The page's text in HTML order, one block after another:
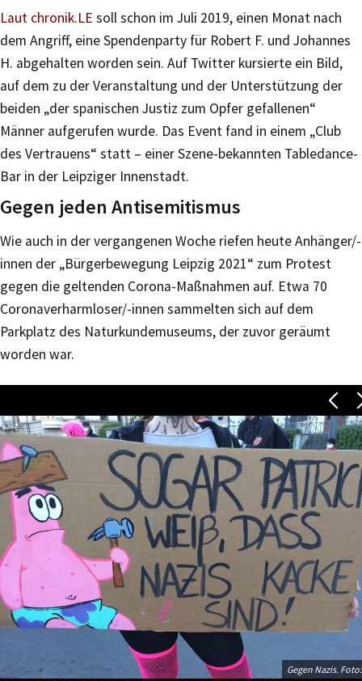
Laut chronik.LE soll schon im Juli 2019, einen Monat nach
dem Angriff, eine Spendenparty für Robert F. und Johannes
H. abgehalten worden sein. Auf Twitter kursierte ein Bild,
auf dem zu der Veranstaltung und der Unterstützung der
beiden „der spanischen Justiz zum Opfer gefallenen“
Männer aufgerufen wurde. Das Event fand in einem „Club
des Vertrauens“ statt – einer Szene-bekannten Tabledance-
Bar in der Leipziger Innenstadt.
Gegen jeden Antisemitismus
Wie auch in der vergangenen Woche riefen heute Anhänger/-
innen der „Bürgerbewegung Leipzig 2021“ zum Protest
gegen die geltenden Corona-Maßnahmen auf. Etwa 70
Coronaverharmloser/-innen sammelten sich auf dem
Parkplatz des Naturkundemuseums, der zuvor geräumt
worden war.
Gegen Nazis.